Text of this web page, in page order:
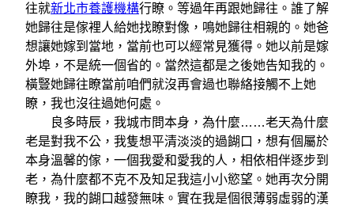
往就新北市養護機構行瞭。等過年再跟她歸往。誰了解
她歸往是傢裡人給她找瞭對像，鳴她歸往相親的。她爸
想讓她嫁到當地，當前也可以經常見獲得。她以前是嫁
外埠，不是統一個省的。當然這都是之後她告知我的。
橫豎她歸往瞭當前咱們就沒再會過也聯絡接觸不上她
瞭，我也沒往過她何處。
良多時辰，我城市問本身，為什麼……老天為什麼
老是對我不公，我隻想平清淡淡的過餬口，想有個屬於
本身溫馨的傢，一個我愛和愛我的人，相依相伴逐步到
老，為什麼都不克不及知足我這小小慾望。她再次分開
瞭我，我的餬口越發無味。實在我是個很薄弱虛弱的漢